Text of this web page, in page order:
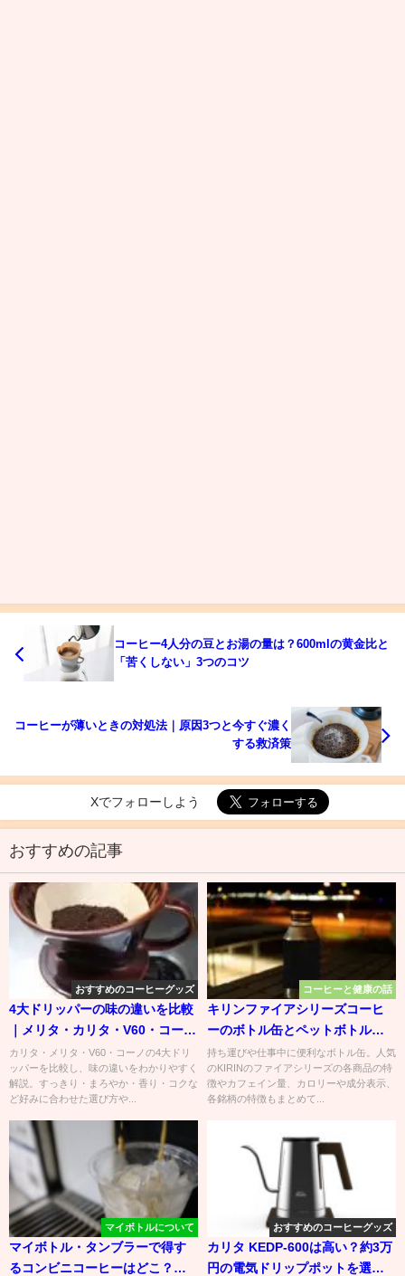
コーヒー4人分の豆とお湯の量は？600mlの黄金比と
「苦くしない」3つのコツ
コーヒーが薄いときの対処法｜原因3つと今すぐ濃く
する救済策
Xでフォローしよう
おすすめの記事
おすすめのコーヒーグッズ
4大ドリッパーの味の違いを比較
｜メリタ・カリタ・V60・コーノ
は何が違う？
カリタ・メリタ・V60・コーノの4大ドリ
ッパーを比較し、味の違いをわかりやすく
解説。すっきり・まろやか・香り・コクな
ど好みに合わせた選び方や...
コーヒーと健康の話
キリンファイアシリーズコーヒ
ーのボトル缶とペットボトルや
紙パックの種類別カフェイン量
とカロリーや特徴
持ち運びや仕事中に便利なボトル缶。人気
のKIRINのファイアシリーズの各商品の特
徴やカフェイン量、カロリーや成分表示、
各銘柄の特徴もまとめて...
マイボトルについて
マイボトル・タンブラーで得す
るコンビニコーヒーはどこ？対
おすすめのコーヒーグッズ
カリタ KEDP-600は高い？約3万
円の電気ドリップポットを選ぶ